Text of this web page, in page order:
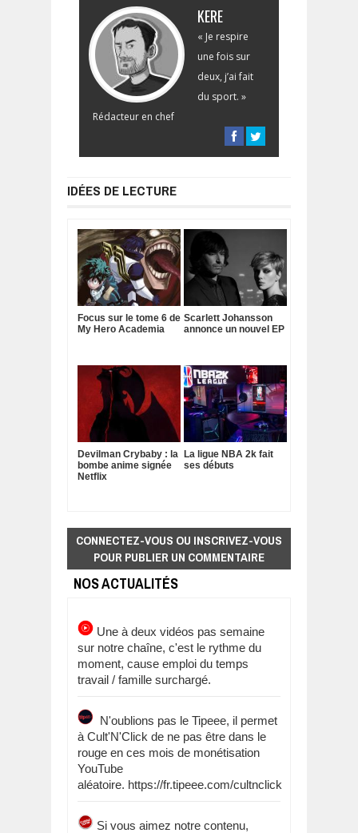
KERE
« Je respire
une fois sur
deux, j’ai fait
du sport. »
Rédacteur en chef
IDÉES DE LECTURE
Focus sur le tome 6 de
My Hero Academia
Scarlett Johansson
annonce un nouvel EP
Devilman Crybaby : la
bombe anime signée
Netflix
La ligue NBA 2k fait
ses débuts
CONNECTEZ-VOUS OU INSCRIVEZ-VOUS
POUR PUBLIER UN COMMENTAIRE
NOS ACTUALITÉS
Une à deux vidéos pas semaine
sur notre chaîne, c'est le rythme du
moment, cause emploi du temps
travail / famille surchargé.
N'oublions pas le Tipeee, il permet
à Cult'N'Click de ne pas être dans le
rouge en ces mois de monétisation
YouTube
aléatoire. https://fr.tipeee.com/cultnclick
Si vous aimez notre contenu,